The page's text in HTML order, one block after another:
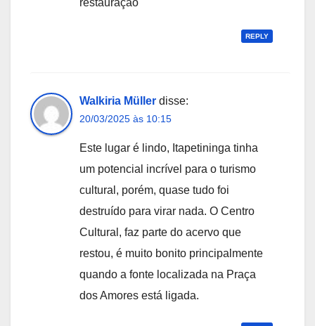
REPLY
Walkiria Müller disse:
20/03/2025 às 10:15
Este lugar é lindo, Itapetininga tinha
um potencial incrível para o turismo
cultural, porém, quase tudo foi
destruído para virar nada. O Centro
Cultural, faz parte do acervo que
restou, é muito bonito principalmente
quando a fonte localizada na Praça
dos Amores está ligada.